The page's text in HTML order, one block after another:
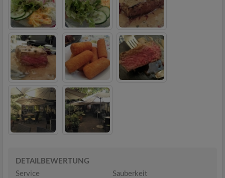
DETAILBEWERTUNG
Service
Sauberkeit